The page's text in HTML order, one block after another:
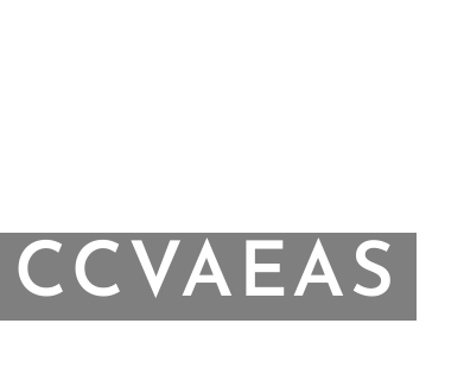
CCVAEAS